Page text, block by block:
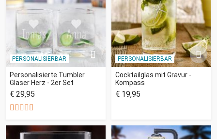
PERSONALISIERBAR
Personalisierte Tumbler
Gläser Herz - 2er Set
€ 29,95
PERSONALISIERBAR
Cocktailglas mit Gravur -
Kompass
€ 19,95